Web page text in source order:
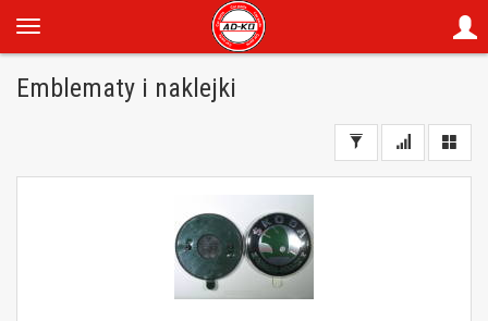
Emblematy i naklejki